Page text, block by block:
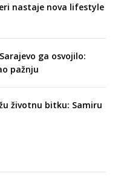
nastaje nova lifestyle
ga osvojilo:
pažnju
životnu bitku: Samiru